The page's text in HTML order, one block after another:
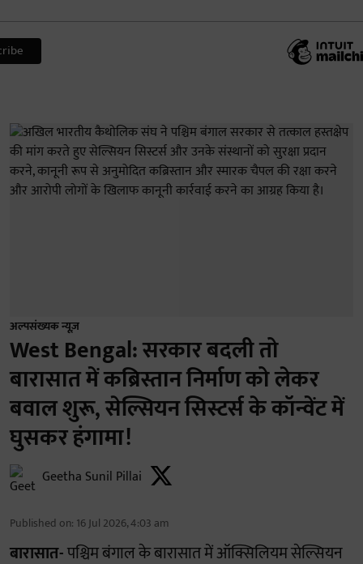
अल्पसंख्यक न्यूज़
West Bengal: सरकार बदली तो
बारासात में कब्रिस्तान निर्माण को लेकर
बवाल शुरू, सेल्सियन सिस्टर्स के कॉन्वेंट में
घुसकर हंगामा!
Geetha Sunil Pillai
Published on: 16 Jul 2026, 4:03 am
बारासात-पश्चिम बंगाल के बारासात में ऑक्सिलियम सेल्सियन